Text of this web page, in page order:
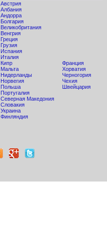
Австрия
Албания
Андорра
Болгария
Великобритания
Венгрия
Греция
Грузия
Испания
Италия
Кипр
Мальта
Нидерланды
Норвегия
Польша
Португалия
Северная Македония
Словакия
Украина
Финляндия
Франция
Хорватия
Черногория
Чехия
Швейцария